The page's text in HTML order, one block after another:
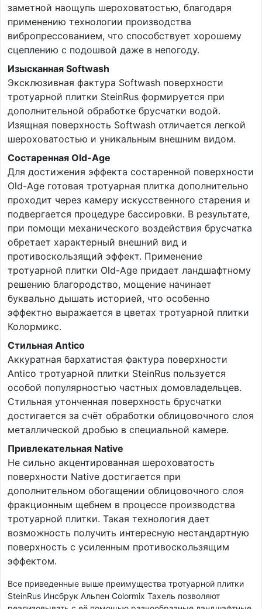
заметной наощупь шероховатостью, благодаря
применению технологии производства
вибропрессованием, что способствует хорошему
сцеплению с подошвой даже в непогоду.
Изысканная Softwash
Эксклюзивная фактура Softwash поверхности
тротуарной плитки SteinRus формируется при
дополнительной обработке брусчатки водой.
Изящная поверхность Softwash отличается легкой
шероховатостью и уникальным внешним видом.
Состаренная Old-Age
Для достижения эффекта состаренной поверхности
Old-Age готовая тротуарная плитка дополнительно
проходит через камеру искусственного старения и
подвергается процедуре бассировки. В результате,
при помощи механического воздействия брусчатка
обретает характерный внешний вид и
противоскользящий эффект. Применение
тротуарной плитки Old-Age придает ландшафтному
решению благородство, мощение начинает
буквально дышать историей, что особенно
эффектно выражается в цветах тротуарной плитки
Колормикс.
Стильная Antico
Аккуратная бархатистая фактура поверхности
Antico тротуарной плитки SteinRus пользуется
особой популярностью частных домовладельцев.
Стильная утонченная поверхность брусчатки
достигается за счёт обработки облицовочного слоя
металлической дробью в специальной камере.
Привлекательная Native
Не сильно акцентированная шероховатость
поверхности Native достигается при
дополнительном обогащении облицовочного слоя
фракционным щебнем в процессе производства
тротуарной плитки. Такая технология дает
возможность получить интересную нестандартную
поверхность с усиленным противоскользящим
эффектом.
Все приведенные выше преимущества тротуарной плитки
SteinRus Инсбрук Альпен Colormix Тахель позволяют